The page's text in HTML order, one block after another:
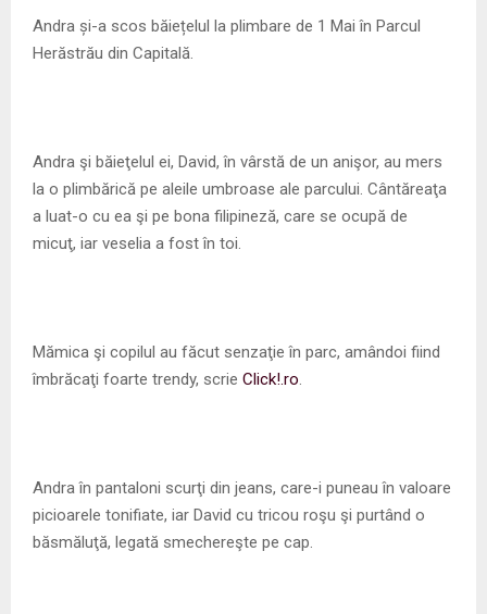
E
U
Andra și-a scos băiețelul la plimbare de 1 Mai în Parcul
Herăstrău din Capitală.
Andra şi băieţelul ei, David, în vârstă de un anişor, au mers
la o plimbărică pe aleile umbroase ale parcului. Cântăreaţa
a luat-o cu ea şi pe bona filipineză, care se ocupă de
micuţ, iar veselia a fost în toi.
Mămica şi copilul au făcut senzaţie în parc, amândoi fiind
îmbrăcaţi foarte trendy, scrie Click!.ro
Andra în pantaloni scurţi din jeans, care-i puneau în valoare
picioarele tonifiate, iar David cu tricou roşu şi purtând o
băsmăluţă, legată smechereşte pe cap.